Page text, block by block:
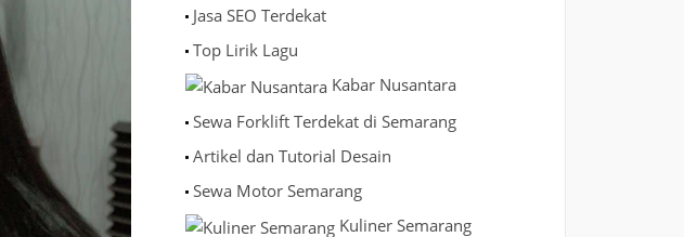
Jasa SEO Terdekat
Top Lirik Lagu
Kabar Nusantara
Sewa Forklift Terdekat di Semarang
Artikel dan Tutorial Desain
Sewa Motor Semarang
Kuliner Semarang